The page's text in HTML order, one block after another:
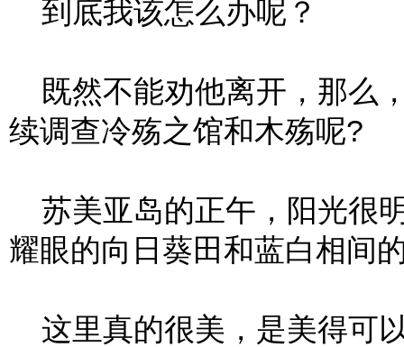
到底我该怎么办呢？
既然不能劝他离开，那么
续调查冷殇之馆和木殇呢?
苏美亚岛的正午，阳光很
耀眼的向日葵田和蓝白相间
这里真的很美，是美得可